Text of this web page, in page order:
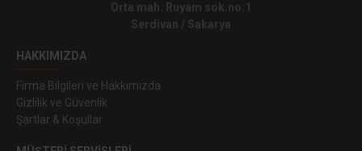
Orta mah. Ruyam sok.no:1
Serdivan / Sakarya
HAKKIMIZDA
Firma Bilgileri ve Hakkımızda
Gizlilik ve Güvenlik
Şartlar & Koşullar